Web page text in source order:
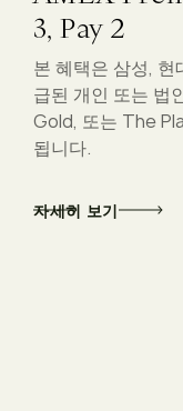
3, Pay 2
본 혜택은 삼성,
급된 개인 또는
Gold, 또는 The
됩니다.
자세히 보기